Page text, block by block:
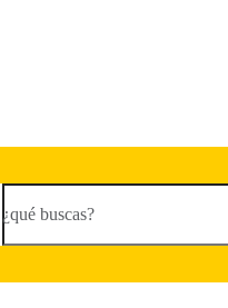
¿qué buscas?